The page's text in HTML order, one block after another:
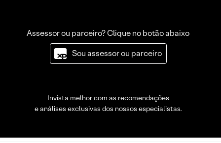
Assessor ou parceiro? Clique no botão abaixo
Sou assessor ou parceiro
Invista melhor com as recomendações
e análises exclusivas dos nossos especialistas.